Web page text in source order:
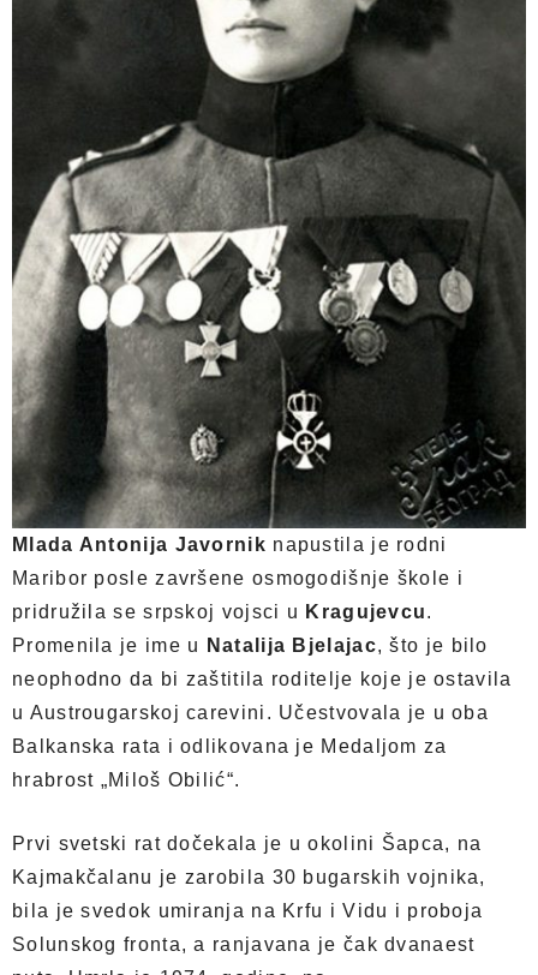
Mlada Antonija Javornik napustila je rodni
Maribor posle završene osmogodišnje škole i
pridružila se srpskoj vojsci u Kragujevcu.
Promenila je ime u
Natalija Bjelajac, što je bilo
neophodno da bi zaštitila roditelje koje je ostavila
u Austrougarskoj carevini. Učestvovala je u oba
Balkanska rata i odlikovana je Medaljom za
hrabrost „Miloš Obilić“.
Prvi svetski rat dočekala je u okolini Šapca, na
Kajmakčalanu je zarobila 30 bugarskih vojnika,
bila je svedok umiranja na Krfu i Vidu i proboja
Solunskog fronta, a ranjavana je čak dvanaest